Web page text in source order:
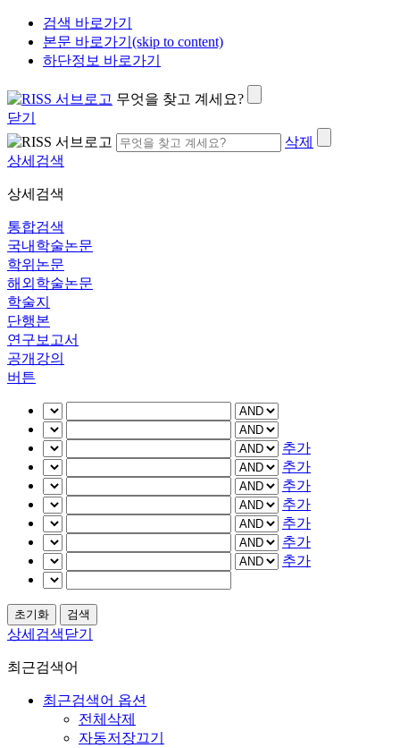
검색 바로가기
본문 바로가기(skip to content)
하단정보 바로가기
무엇을 찾고 계세요?
닫기
삭제
상세검색
상세검색
통합검색
국내학술논문
학위논문
해외학술논문
학술지
단행본
연구보고서
공개강의
버튼
추가
추가
추가
추가
추가
추가
추가
상세검색닫기
최근검색어
최근검색어 옵션
전체삭제
자동저장끄기